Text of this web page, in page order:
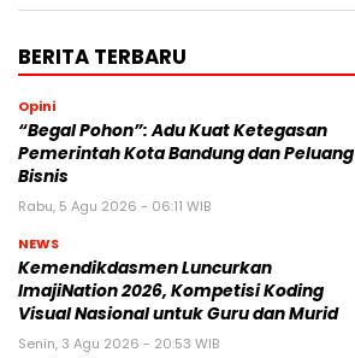
BERITA TERBARU
Opini
“Begal Pohon”: Adu Kuat Ketegasan
Pemerintah Kota Bandung dan Peluang
Bisnis
Rabu, 5 Agu 2026 - 06:11 WIB
NEWS
Kemendikdasmen Luncurkan
ImajiNation 2026, Kompetisi Koding
Visual Nasional untuk Guru dan Murid
Senin, 3 Agu 2026 - 20:53 WIB